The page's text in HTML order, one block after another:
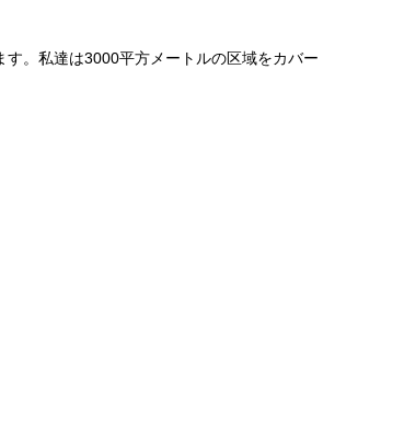
。私達は3000平方メートルの区域をカバー